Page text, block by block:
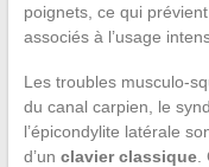
poignets, ce qui
associés à l’usage
Les troubles musculo-
du canal carpien, le
l’épicondylite latérale
d’un clavier classique.